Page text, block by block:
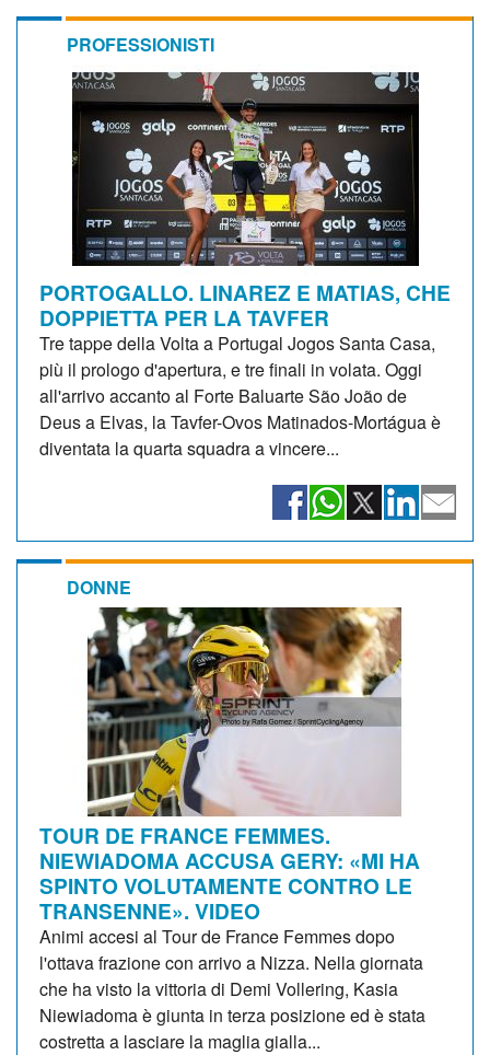
PROFESSIONISTI
PORTOGALLO. LINAREZ E MATIAS, CHE
DOPPIETTA PER LA TAVFER
Tre tappe della Volta a Portugal Jogos Santa Casa,
più il prologo d'apertura, e tre finali in volata. Oggi
all'arrivo accanto al Forte Baluarte São João de
Deus a Elvas, la Tavfer-Ovos Matinados-Mortágua è
diventata la quarta squadra a vincere...
DONNE
TOUR DE FRANCE FEMMES.
NIEWIADOMA ACCUSA GERY: «MI HA
SPINTO VOLUTAMENTE CONTRO LE
TRANSENNE». VIDEO
Animi accesi al Tour de France Femmes dopo
l'ottava frazione con arrivo a Nizza. Nella giornata
che ha visto la vittoria di Demi Vollering, Kasia
Niewiadoma è giunta in terza posizione ed è stata
costretta a lasciare la maglia gialla...